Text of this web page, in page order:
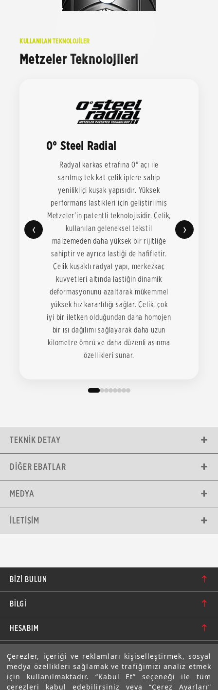
Çerezler, içeriği ve reklamları kişiselleştirmek, sosyal
medya özellikleri sağlamak ve trafiğimizi analiz etmek
için kullanılmaktadır. “Kabul Et” seçeneği ile tüm
çerezleri kabul edebilirsiniz veya “Çerez Ayarları”
KULLANILAN TEKNOLOJİLER
Metzeler Teknolojileri
‹
0° Steel Radial
Radyal karkas etrafına 0° açı ile
sarılmış tek kat çelik iplere sahip
yenilikliçi kuşak yapısıdır. Yüksek
performans lastikleri için geliştirilmiş
Metzeler’in patentli teknolojisidir. Çelik,
kullanılan geleneksel tekstil
malzemeden daha yüksek bir rijitliğe
sahiptir ve ayrıca lastiği de hafifletir.
Çelik kuşaklı radyal yapı, merkezkaç
kuvvetleri altında lastiğin dinamik
deformasyonunu azaltarak mükemmel
yüksek hız kararlılığı sağlar. Çelik, çok
iyi bir iletken olduğundan daha homojen
bir ısı dağılımı sağlayarak daha uzun
kilometre ömrü ve daha düzenli aşınma
özellikleri sunar.
›
TEKNIK DETAY
DIĞER EBATLAR
MEDYA
İLETIŞIM
BIZI BULUN
bilgi@motolastik.com
+90 549 549 66 86
+90 232 462 08 42
BİLGİ
Banka Hesap Numaraları
Teknik Bilgi
Sıkça Sorulan Sorular
HESABIM
Siparişler
Adresler
Üyelik Bilgilerim
E-BÜLTEN
Abone olarak aramıza katılın. Avantajlardan ve indirimlerden
ilk sizin haberiniz olsun!